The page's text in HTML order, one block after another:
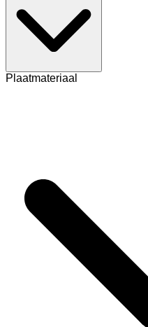
Plaatmateriaal